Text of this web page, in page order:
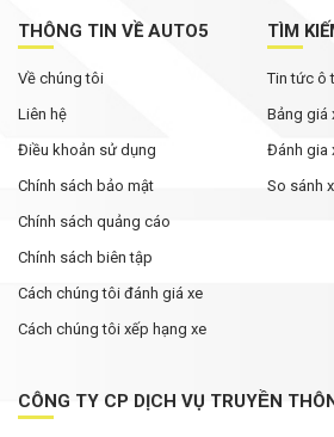
tô đua nhau nâng thời
Rolls-Royce Phantom
bài đăng của Hoa hậu
THÔNG TIN VỀ AUTO5
Về chúng tôi
Liên hệ
Điều khoản sử dụng
Chính sách bảo mật
Chính sách quảng cáo
Chính sách biên tập
Cách chúng tôi đánh giá xe
Cách chúng tôi xếp hạng xe
TÌM
Tin tức ô
Bảng giá
Đánh gia
So sánh
CÔNG TY CP DỊCH VỤ TRUYỀN